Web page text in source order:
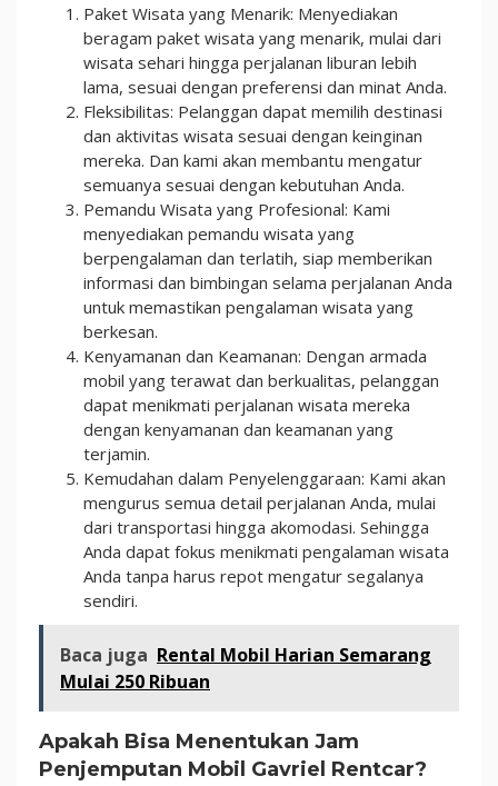
Paket Wisata yang Menarik: Menyediakan
beragam paket wisata yang menarik, mulai dari
wisata sehari hingga perjalanan liburan lebih
lama, sesuai dengan preferensi dan minat Anda.
Fleksibilitas: Pelanggan dapat memilih destinasi
dan aktivitas wisata sesuai dengan keinginan
mereka. Dan kami akan membantu mengatur
semuanya sesuai dengan kebutuhan Anda.
Pemandu Wisata yang Profesional: Kami
menyediakan pemandu wisata yang
berpengalaman dan terlatih, siap memberikan
informasi dan bimbingan selama perjalanan Anda
untuk memastikan pengalaman wisata yang
berkesan.
Kenyamanan dan Keamanan: Dengan armada
mobil yang terawat dan berkualitas, pelanggan
dapat menikmati perjalanan wisata mereka
dengan kenyamanan dan keamanan yang
terjamin.
Kemudahan dalam Penyelenggaraan: Kami akan
mengurus semua detail perjalanan Anda, mulai
dari transportasi hingga akomodasi. Sehingga
Anda dapat fokus menikmati pengalaman wisata
Anda tanpa harus repot mengatur segalanya
sendiri.
Baca juga Rental Mobil Harian Semarang
Mulai 250 Ribuan
Apakah Bisa Menentukan Jam
Penjemputan Mobil Gavriel Rentcar?